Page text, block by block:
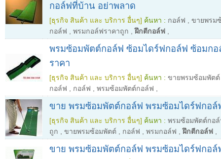
กอล์ฟที่บ้าน อย่าพลาด
[ธุรกิจ สินค้า และ บริการ อื่นๆ] ค้นหา : กอล์ฟ
ขายพรม
กอล์ฟ
พรมกอล์ฟราคาถูก ,ฝึกตีกอล์ฟ
พรมซ้อมพัตต์กอล์ฟ ซ้อมไดร์ฟกอล์ฟ ซ้อมก
ราคา
[ธุรกิจ สินค้า และ บริการ อื่นๆ] ค้นหา : ขายพรมซ้อมพัตต์
กอล์ฟ
กอล์ฟ พรมซ้อมพัตต์กอล์ฟ
ขาย พรมซ้อมพัตต์กอล์ฟ พรมซ้อมไดร์ฟกอล์
[ธุรกิจ สินค้า และ บริการ อื่นๆ] ค้นหา : พรมซ้อมพัตต์กอ
ถูก
ขายพรมซ้อมพัตต์ กอล์ฟ พรมกอล์ฟ ,ฝึกตีกอล์ฟ
ขาย พรมซ้อมพัตต์กอล์ฟ พรมซ้อมไดร์ฟกอล์